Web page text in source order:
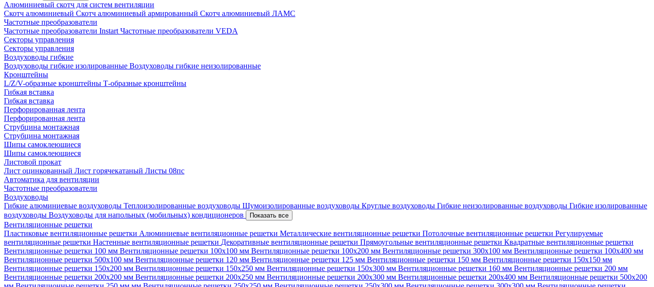
Алюминиевый скотч для систем вентиляции
Скотч алюминиевый Скотч алюминиевый армированный Скотч алюминиевый ЛАМС
Частотные преобразователи
Частотные преобразователи Instart Частотные преобразователи VEDA
Секторы управления
Секторы управления
Воздуховоды гибкие
Воздуховоды гибкие изолированные Воздуховоды гибкие неизолированные
Кронштейны
L/Z/V-образные кронштейны Т-образные кронштейны
Гибкая вставка
Гибкая вставка
Перфорированная лента
Перфорированная лента
Струбцина монтажная
Струбцина монтажная
Шипы самоклеющиеся
Шипы самоклеющиеся
Листовой прокат
Лист оцинкованный Лист горячекатаный Листы 08пс
Автоматика для вентиляции
Частотные преобразователи
Воздуховоды
Гибкие алюминиевые воздуховоды Теплоизолированные воздуховоды Шумоизолированные воздуховоды Круглые воздуховоды Гибкие неизолированные воздуховоды Гибкие изолированные
воздуховоды Воздуховоды для напольных (мобильных) кондиционеров Показать все
Вентиляционные решетки
Пластиковые вентиляционные решетки Алюминиевые вентиляционные решетки Металлические вентиляционные решетки Потолочные вентиляционные решетки Регулируемые
вентиляционные решетки Настенные вентиляционные решетки Декоративные вентиляционные решетки Прямоугольные вентиляционные решетки Квадратные вентиляционные решетки
Вентиляционные решетки 100 мм Вентиляционные решетки 100х100 мм Вентиляционные решетки 100х200 мм Вентиляционные решетки 300х100 мм Вентиляционные решетки 100х400 мм
Вентиляционные решетки 500х100 мм Вентиляционные решетки 120 мм Вентиляционные решетки 125 мм Вентиляционные решетки 150 мм Вентиляционные решетки 150х150 мм
Вентиляционные решетки 150х200 мм Вентиляционные решетки 150х250 мм Вентиляционные решетки 150х300 мм Вентиляционные решетки 160 мм Вентиляционные решетки 200 мм
Вентиляционные решетки 200х200 мм Вентиляционные решетки 200х250 мм Вентиляционные решетки 200х300 мм Вентиляционные решетки 200х400 мм Вентиляционные решетки 500х200